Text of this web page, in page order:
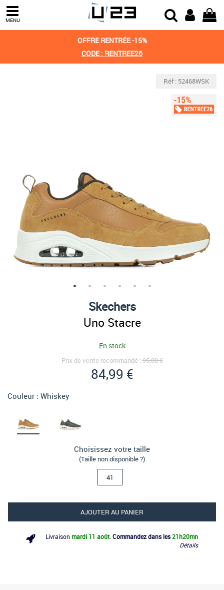
MENU
OFFRE RENTRÉE -15%
CODE : RENTREE26
Réf : 52468WSK
Skechers
Uno Stacre
En stock
Prix de vente recommandé :95,00 €
84,99 €
Couleur : Whiskey
Choisissez votre taille
(Taille non disponible ?)
41
AJOUTER AU PANIER
Livraison mardi 11 août Commandez dans les21h20mn
Détails